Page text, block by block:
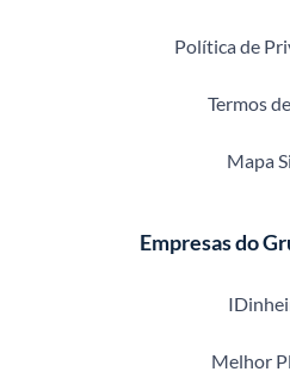
Política de
Termos
Mapa
Empresas do
Melhor